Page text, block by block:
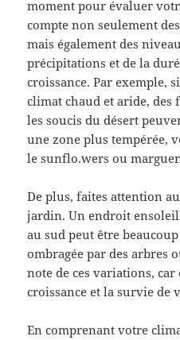
moment pour évaluer
compte non seulement
mais également des
précipitations et de la
croissance. Par exemple,
climat chaud et aride, des
les soucis du désert
une zone plus tempérée,
le sunflo.wers ou
De plus, faites attention
jardin. Un endroit
au sud peut être
ombragée par des arbres
note de ces variations,
croissance et la survie de
En comprenant votre